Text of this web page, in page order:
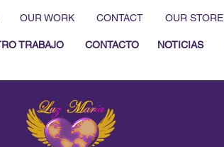
OUR WORK CONTACT OUR STORE
TRABAJO CONTACTO NOTICIAS